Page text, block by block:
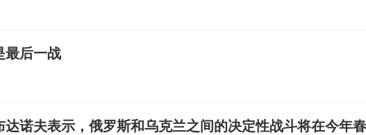
最后一战
诺夫表示，俄罗斯和乌克兰之间的决定性战斗将在今年